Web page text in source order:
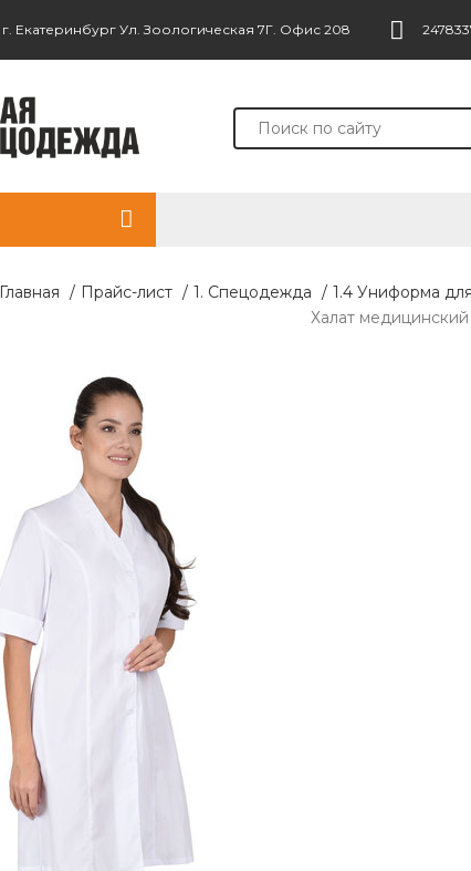
г. Екатеринбург Ул. Зоологическая 7Г. Офис 208
Главная / Прайс-лист / 1. Спецодежда / 1.4 Униформа
Халат